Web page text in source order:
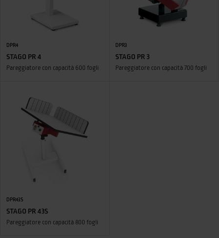
DPR4
STAGO PR 4
Pareggiatore con capacità 600 fogli
DPR3
STAGO PR 3
Pareggiatore con capacità 700 fogli
DPR43S
STAGO PR 43S
Pareggiatore con capacità 800 fogli